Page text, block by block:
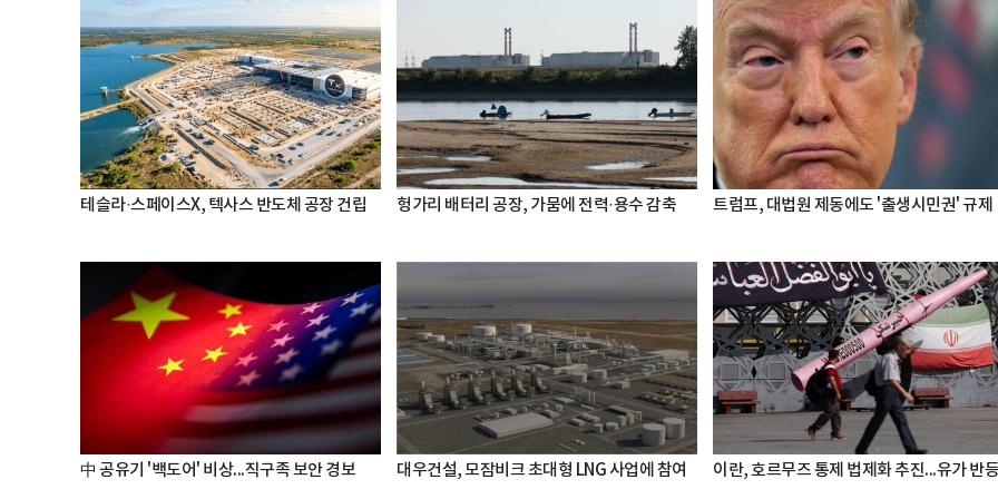
테슬라·스페이스X, 텍사스 반도체 공장 건립 헝가리 배터리 공장, 가뭄에 전력·용수 감축 트럼프, 대법원 제동에도 '출생시민권' 규제
中 공유기 '백도어' 비상...직구족 보안 경보 대우건설, 모잠비크 초대형 LNG 사업에 참여 이란, 호르무즈 통제 법제화 추진...유가 반등